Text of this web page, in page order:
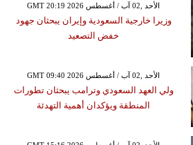
GMT 20:19 2026 الأحد ,02 آب / أغسطس
وزيرا خارجية السعودية وإيران يبحثان جهود
خفض التصعيد
GMT 09:40 2026 الأحد ,02 آب / أغسطس
ولي العهد السعودي وترامب يبحثان تطورات
المنطقة ويؤكدان أهمية التهدئة